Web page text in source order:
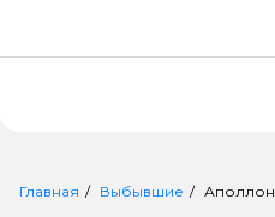
Главная Выбывшие Аполлон